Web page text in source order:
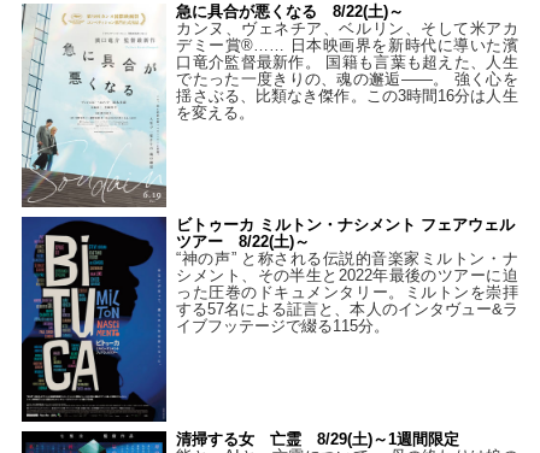
急に具合が悪くなる 8/22(土)～
カンヌ、ヴェネチア、ベルリン、そして米アカ
デミー賞®…… 日本映画界を新時代に導いた濱
口竜介監督最新作。 国籍も言葉も超えた、人生
でたった一度きりの、魂の邂逅――。 強く心を
揺さぶる、比類なき傑作。この3時間16分は人生
を変える。
ビトゥーカ ミルトン・ナシメント フェアウェル
ツアー 8/22(土)～
“神の声” と称される伝説的音楽家ミルトン・ナ
シメント、その半生と2022年最後のツアーに迫
った圧巻のドキュメンタリー。ミルトンを崇拝
する57名による証言と、本人のインタヴュー&ラ
イブフッテージで綴る115分。
清掃する女 亡霊 8/29(土)～1週間限定